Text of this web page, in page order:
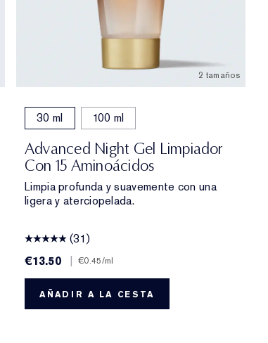
2 tamaños
30 ml 100 ml
Advanced Night Gel Limpiador
Con 15 Aminoácidos
Limpia profunda y suavemente con una
ligera y aterciopelada.
(31)
€13.50
€0.45/ml
AÑADIR A LA CESTA